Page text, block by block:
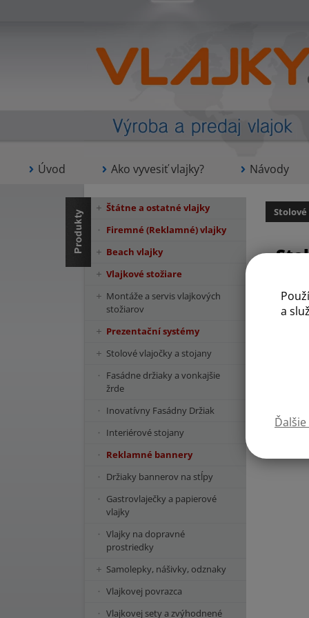
a
Úvod Ako vyvesiť vlajky? Návody
Štátne a ostatné vlajky
Firemné (Reklamné) vlajky
Beach vlajky
Vlajkové stožiare
Montáže a servis vlajkových
stožiarov
Prezentační systémy
Stolové vlajočky a stojany
Fasádne držiaky a vonkajšie
žrde
Inovatívny Fasádny Držiak
Interiérové stojany
Reklamné bannery
Držiaky bannerov na stĺpy
Gastrovlaječky a papierové
vlajky
Vlajky na dopravné
prostriedky
Samolepky, nášivky, odznaky
Vlajkovej povrazca
Vlajkovej sety a zvýhodnené